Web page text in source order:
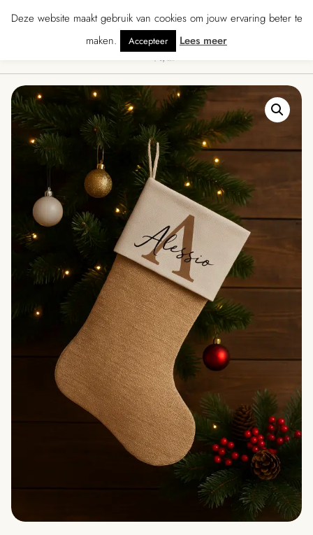
· Gratis verzending vanaf € 70 · Gratis kaartje met je bestelling •
Deze website maakt gebruik van cookies om jouw ervaring beter te
maken.
Accepteer Lees meer